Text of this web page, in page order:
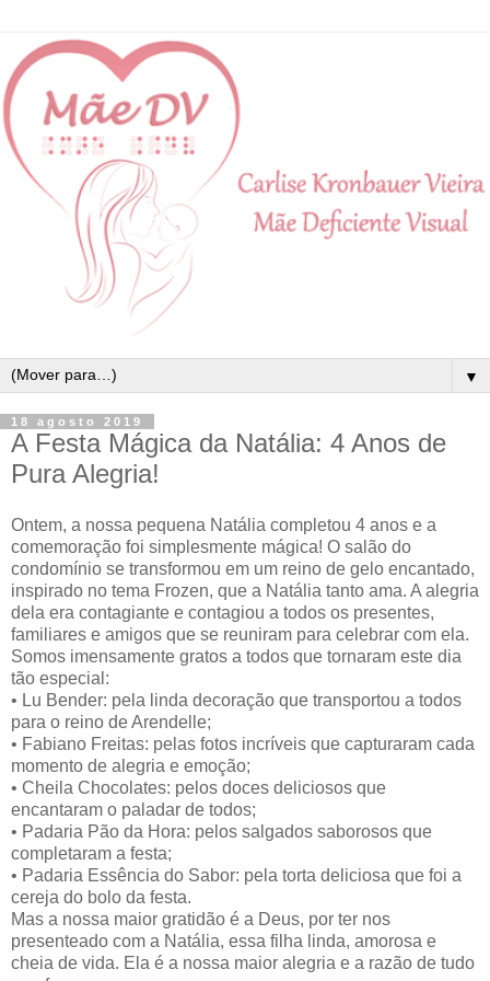
▼
18 agosto 2019
A Festa Mágica da Natália: 4 Anos de
Pura Alegria!
Ontem, a nossa pequena Natália completou 4 anos e a
comemoração foi simplesmente mágica! O salão do
condomínio se transformou em um reino de gelo encantado,
inspirado no tema Frozen, que a Natália tanto ama. A alegria
dela era contagiante e contagiou a todos os presentes,
familiares e amigos que se reuniram para celebrar com ela.
Somos imensamente gratos a todos que tornaram este dia
tão especial:
• Lu Bender: pela linda decoração que transportou a todos
para o reino de Arendelle;
• Fabiano Freitas: pelas fotos incríveis que capturaram cada
momento de alegria e emoção;
• Cheila Chocolates: pelos doces deliciosos que
encantaram o paladar de todos;
• Padaria Pão da Hora: pelos salgados saborosos que
completaram a festa;
• Padaria Essência do Sabor: pela torta deliciosa que foi a
cereja do bolo da festa.
Mas a nossa maior gratidão é a Deus, por ter nos
presenteado com a Natália, essa filha linda, amorosa e
cheia de vida. Ela é a nossa maior alegria e a razão de tudo